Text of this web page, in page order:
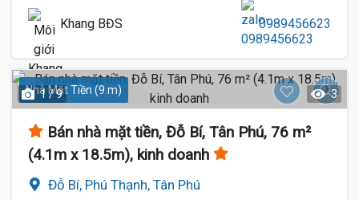
Khang BĐS 0989456623
Nhà Mặt Tiền (9 m)
1 / 9 3
Bán nhà mặt tiền, Đỗ Bí, Tân Phú, 76 m²
(4.1m x 18.5m), kinh doanh
Đỗ Bí, Phú Thạnh, Tân Phú